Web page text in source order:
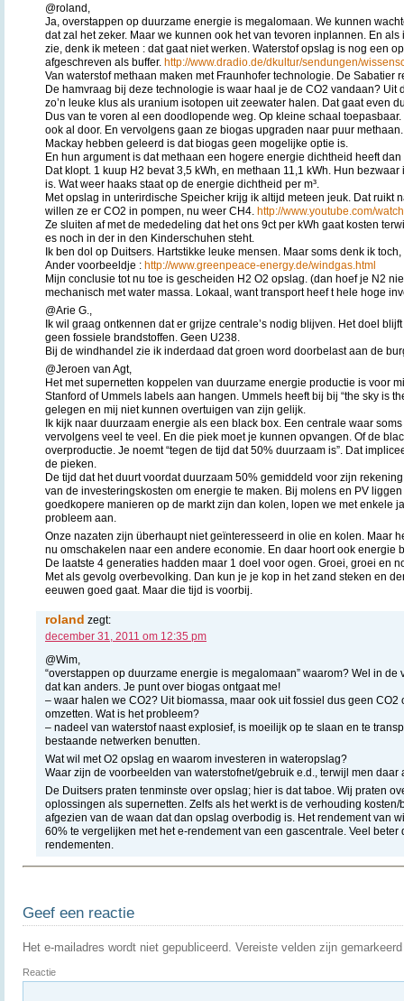
@roland,
Ja, overstappen op duurzame energie is megalomaan. We kunnen
dat zal het zeker. Maar we kunnen ook het van tevoren inplannen. En
zie, denk ik meteen : dat gaat niet werken. Waterstof opslag is nog een
afgeschreven als buffer. http://www.dradio.de/dkultur/sendungen/
Van waterstof methaan maken met Fraunhofer technologie. De Sabatier
De hamvraag bij deze technologie is waar haal je de CO2 vandaan? Uit
zo’n leuke klus als uranium isotopen uit zeewater halen. Dat gaat even
Dus van te voren al een doodlopende weg. Op kleine schaal
ook al door. En vervolgens gaan ze biogas upgraden naar puur
Mackay hebben geleerd is dat biogas geen mogelijke optie is.
En hun argument is dat methaan een hogere energie dichtheid heeft
Dat klopt. 1 kuup H2 bevat 3,5 kWh, en methaan 11,1 kWh. Hun
is. Wat weer haaks staat op de energie dichtheid per m³.
Met opslag in unterirdische Speicher krijg ik altijd meteen jeuk. Dat ruikt
willen ze er CO2 in pompen, nu weer CH4. http://www.youtube.com/
Ze sluiten af met de mededeling dat het ons 9ct per kWh gaat kosten
es noch in der in den Kinderschuhen steht.
Ik ben dol op Duitsers. Hartstikke leuke mensen. Maar soms denk ik
Ander voorbeeldje : http://www.greenpeace-energy.de/windgas.html
Mijn conclusie tot nu toe is gescheiden H2 O2 opslag. (dan hoef je N2
mechanisch met water massa. Lokaal, want transport heef t hele hoge
@Arie G.,
Ik wil graag ontkennen dat er grijze centrale’s nodig blijven. Het doel
geen fossiele brandstoffen. Geen U238.
Bij de windhandel zie ik inderdaad dat groen word doorbelast aan de
@Jeroen van Agt,
Het met supernetten koppelen van duurzame energie productie is voor
Stanford of Ummels labels aan hangen. Ummels heeft bij bij “the sky is
gelegen en mij niet kunnen overtuigen van zijn gelijk.
Ik kijk naar duurzaam energie als een black box. Een centrale waar
vervolgens veel te veel. En die piek moet je kunnen opvangen. Of de
overproductie. Je noemt “tegen de tijd dat 50% duurzaam is”. Dat
de pieken.
De tijd dat het duurt voordat duurzaam 50% gemiddeld voor zijn
van de investeringskosten om energie te maken. Bij molens en PV
goedkopere manieren op de markt zijn dan kolen, lopen we met enkele
probleem aan.
Onze nazaten zijn überhaupt niet geïnteresseerd in olie en kolen. Maar
nu omschakelen naar een andere economie. En daar hoort ook energie
De laatste 4 generaties hadden maar 1 doel voor ogen. Groei, groei en
Met als gevolg overbevolking. Dan kun je je kop in het zand steken en
eeuwen goed gaat. Maar die tijd is voorbij.
roland zegt:
december 31, 2011 om 12:35 pm
@Wim,
“overstappen op duurzame energie is megalomaan” waarom? Wel in de
dat kan anders. Je punt over biogas ontgaat me!
– waar halen we CO2? Uit biomassa, maar ook uit fossiel dus geen
omzetten. Wat is het probleem?
– nadeel van waterstof naast explosief, is moeilijk op te slaan en te
bestaande netwerken benutten.
Wat wil met O2 opslag en waarom investeren in wateropslag?
Waar zijn de voorbeelden van waterstofnet/gebruik e.d., terwijl men
De Duitsers praten tenminste over opslag; hier is dat taboe. Wij praten
oplossingen als supernetten. Zelfs als het werkt is de verhouding
afgezien van de waan dat dan opslag overbodig is. Het rendement van
60% te vergelijken met het e-rendement van een gascentrale. Veel
rendementen.
Geef een reactie
Het e-mailadres wordt niet gepubliceerd. Vereiste velden zijn
Reactie